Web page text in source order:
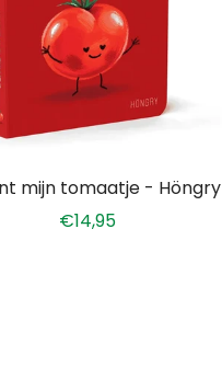
mijn tomaatje - Höngry
€14,95